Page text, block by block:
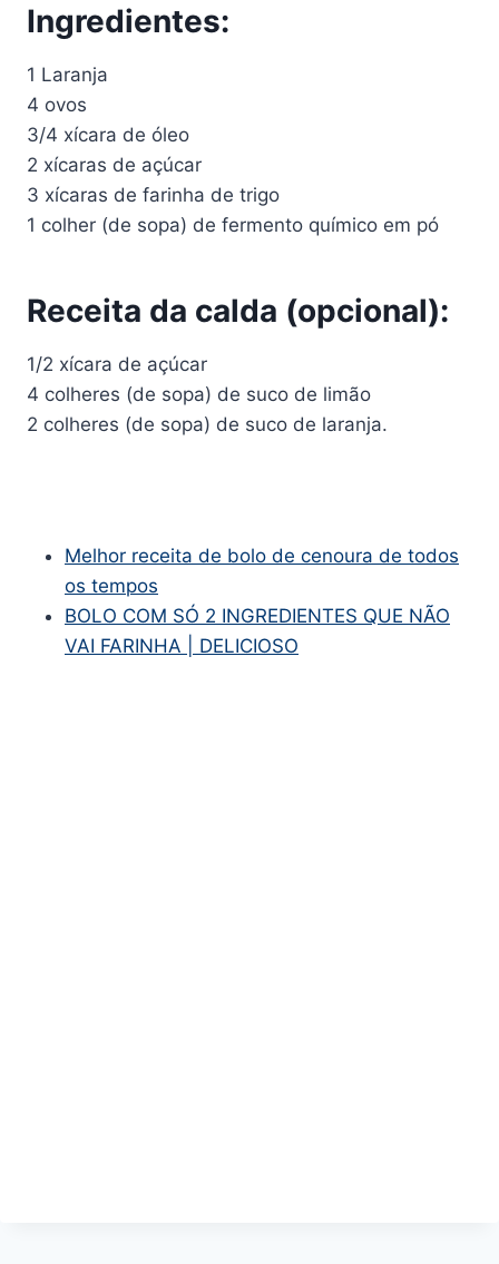
Ingredientes:
1 Laranja
4 ovos
3/4 xícara de óleo
2 xícaras de açúcar
3 xícaras de farinha de trigo
1 colher (de sopa) de fermento químico em pó
Receita da calda (opcional):
1/2 xícara de açúcar
4 colheres (de sopa) de suco de limão
2 colheres (de sopa) de suco de laranja.
Melhor receita de bolo de cenoura de todos
os tempos
BOLO COM SÓ 2 INGREDIENTES QUE NÃO
VAI FARINHA | DELICIOSO